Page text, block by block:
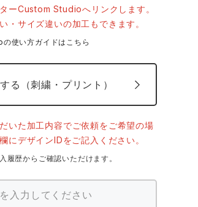
東洋物産工業
ネイビー
ーCustom Studioへリンクします。
・サイズ違いの加工もできます。
使い方ガイドはこちら
る（刺繍・プリント）
いた加工内容でご依頼をご希望の場
にデザインIDをご記入ください。
履歴からご確認いただけます。